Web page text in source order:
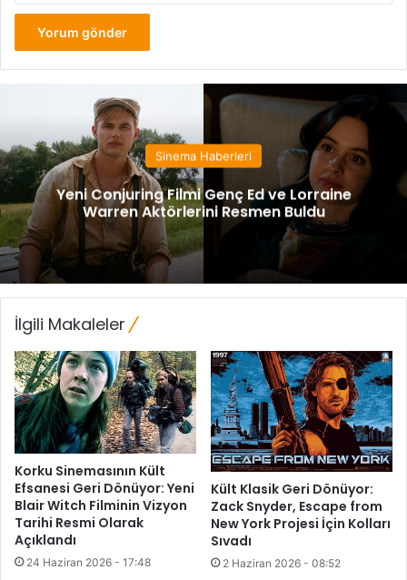
Sinema Haberleri
Yeni Conjuring Filmi Genç Ed ve Lorraine
Warren Aktörlerini Resmen Buldu
İlgili Makaleler
Korku Sinemasının Kült
Efsanesi Geri Dönüyor: Yeni
Blair Witch Filminin Vizyon
Tarihi Resmi Olarak
Açıklandı
24 Haziran 2026 - 17:48
Kült Klasik Geri Dönüyor:
Zack Snyder, Escape from
New York Projesi İçin Kolları
Sıvadı
2 Haziran 2026 - 08:52